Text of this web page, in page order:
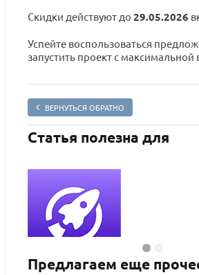
Скидки действуют до 29.05.2026
Успейте воспользоваться
запустить проект с максимальной
ВЕРНУТЬСЯ ОБРАТНО
Статья полезна для
INTEC.KOSMOS - готовый
Предлагаем еще